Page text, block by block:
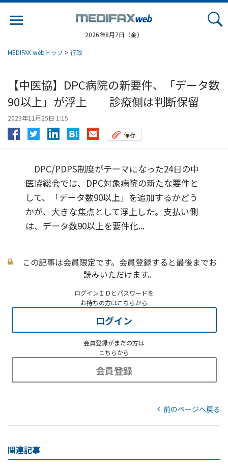
2026年8月7日（金）
MEDIFAX webトップ > 行政
【中医協】DPC病院の新要件、「データ数
90以上」が浮上 診療側は判断保留
2023年11月25日 1:15
保存
DPC/PDPS制度がテーマになった24日の中
医協総会では、DPC対象病院の新たな要件と
して、「データ数90以上」を追加するかどう
かが、大きな焦点として浮上した。支払い側
は、データ数90以上を要件化...
この記事は会員限定です。会員登録すると最後までお
読みいただけます。
ログインＩＤとパスワードを
お持ちの方はこちらから
ログイン
会員登録がまだの方は
こちらから
会員登録
前のページへ戻る
関連記事